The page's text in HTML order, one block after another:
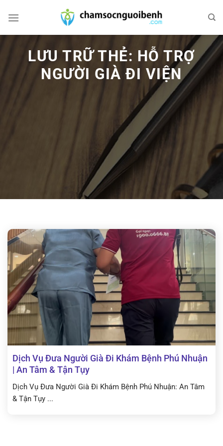
qua
LƯU TRỮ THẺ: HỖ TRỢ
NGƯỜI GIÀ ĐI VIỆN
Dịch Vụ Đưa Người Già Đi Khám Bệnh Phú Nhuận
| An Tâm & Tận Tụy
Dịch Vụ Đưa Người Già Đi Khám Bệnh Phú Nhuận: An Tâm
& Tận Tụy ...